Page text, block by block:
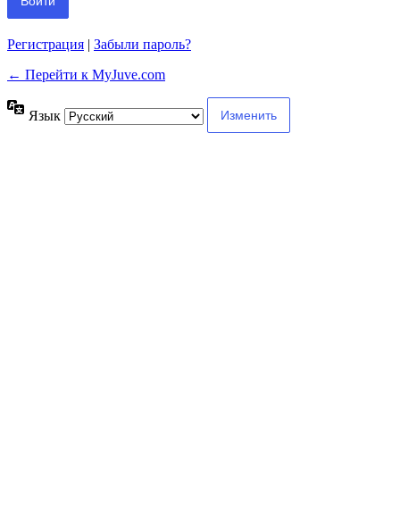
Регистрация | Забыли пароль?
← Перейти к MyJuve.com
Язык